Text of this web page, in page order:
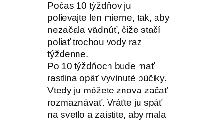
Počas 10 týždňov ju
polievajte len mierne, tak, aby
nezačala vädnúť, čiže stačí
poliať trochou vody raz
týždenne.
Po 10 týždňoch bude mať
rastlina opäť vyvinuté púčiky.
Vtedy ju môžete znova začať
rozmaznávať. Vráťte ju späť
na svetlo a zaistite, aby mala